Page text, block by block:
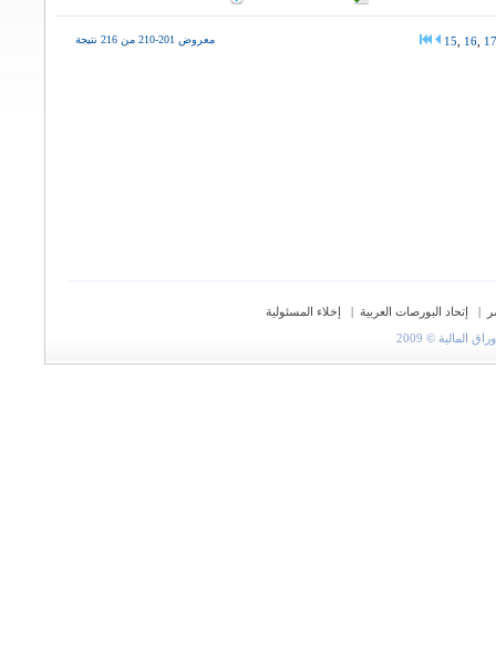
معروض 201-210 من 216 نتيجة 15 16 17
| إتحاد البورصات العربية |
إخلاء المسئولية
© 2009